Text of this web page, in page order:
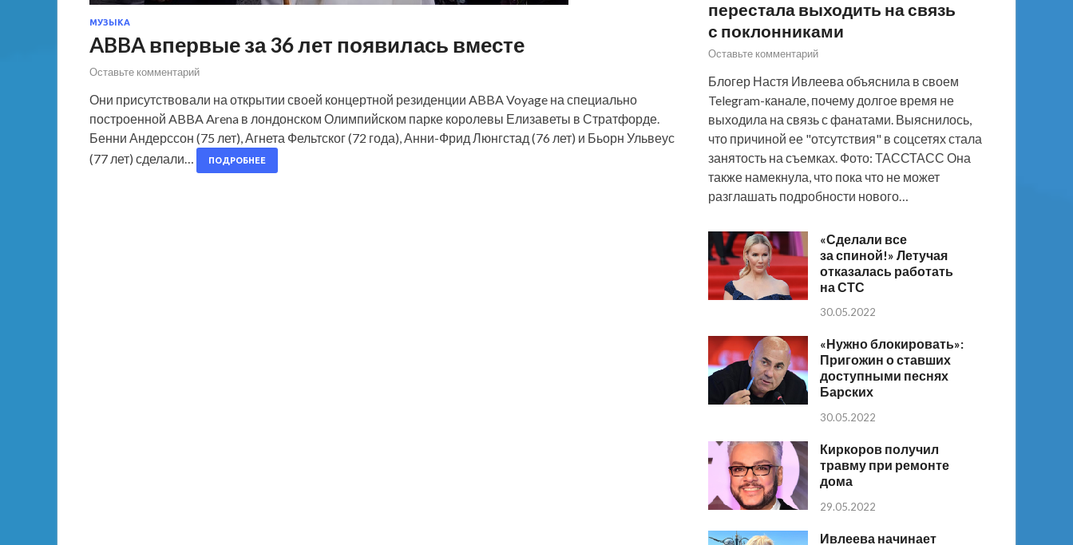
МУЗЫКА
ABBA впервые за 36 лет появилась вместе
Оставьте комментарий
Они присутствовали на открытии своей концертной резиденции ABBA Voyage на специально
построенной ABBA Arena в лондонском Олимпийском парке королевы Елизаветы в Стратфорде.
Бенни Андерссон (75 лет), Агнета Фельтског (72 года), Анни-Фрид Люнгстад (76 лет) и Бьорн Ульвеус
(77 лет) сделали…
ПОДРОБНЕЕ
перестала выходить на связь
с поклонниками
Оставьте комментарий
Блогер Настя Ивлеева объяснила в своем
Telegram-канале, почему долгое время не
выходила на связь с фанатами. Выяснилось,
что причиной ее "отсутствия" в соцсетях стала
занятость на съемках. Фото: ТАССТАСС Она
также намекнула, что пока что не может
разглашать подробности нового…
«Сделали все
за спиной!» Летучая
отказалась работать
на СТС
30.05.2022
«Нужно блокировать»:
Пригожин о ставших
доступными песнях
Барских
30.05.2022
Киркоров получил
травму при ремонте
дома
29.05.2022
Ивлеева начинает